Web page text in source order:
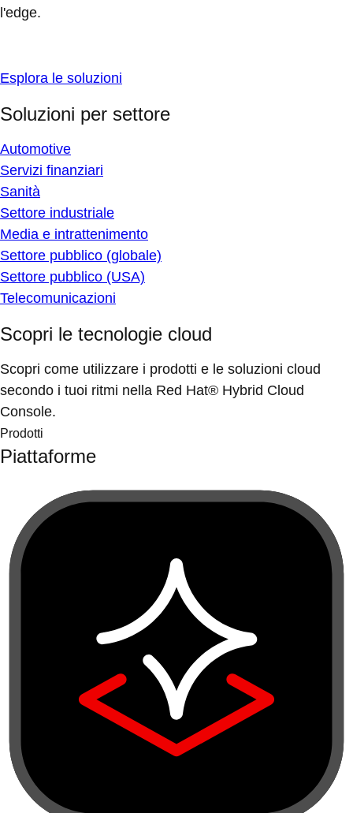
l'edge.
Esplora le soluzioni
Soluzioni per settore
Automotive
Servizi finanziari
Sanità
Settore industriale
Media e intrattenimento
Settore pubblico (globale)
Settore pubblico (USA)
Telecomunicazioni
Scopri le tecnologie cloud
Scopri come utilizzare i prodotti e le soluzioni cloud
secondo i tuoi ritmi nella Red Hat® Hybrid Cloud
Console.
Prodotti
Piattaforme